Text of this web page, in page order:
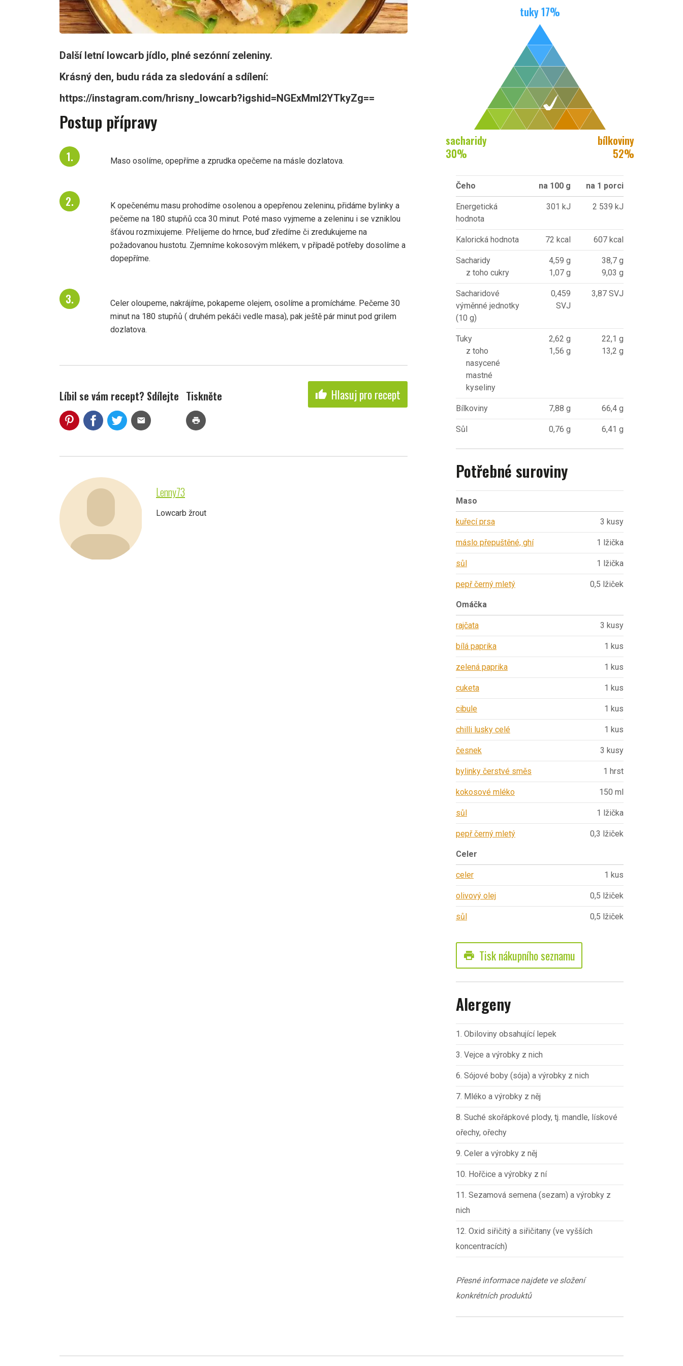
Další letní lowcarb jídlo, plné sezónní zeleniny.
Krásný den, budu ráda za sledování a sdílení:
https://instagram.com/hrisny_lowcarb?igshid=NGExMmI2YTkyZg==
Postup přípravy
Maso osolíme, opepříme a zprudka opečeme na másle dozlatova.
K opečenému masu prohodíme osolenou a opepřenou zeleninu, přidáme bylinky a
pečeme na 180 stupňů cca 30 minut. Poté maso vyjmeme a zeleninu i se vzniklou
šťávou rozmixujeme. Přelijeme do hrnce, buď zředíme či zredukujeme na
požadovanou hustotu. Zjemníme kokosovým mlékem, v případě potřeby dosolíme a
dopepříme.
Celer oloupeme, nakrájíme, pokapeme olejem, osolíme a promícháme. Pečeme 30
minut na 180 stupňů ( druhém pekáči vedle masa), pak ještě pár minut pod grilem
dozlatova.
Líbil se vám recept? Sdílejte
mail
Tiskněte
print
thumb_up Hlasuj pro recept
Lenny73
Lowcarb žrout
tuky17%
sacharidy
30%
bílkoviny
52%
Čeho na 100 g na 1 porci
Energetická
hodnota
301 kJ 2 539 kJ
Kalorická hodnota 72 kcal 607 kcal
Sacharidy
z toho cukry
4,59 g
1,07 g
38,7 g
9,03 g
Sacharidové
výměnné jednotky
(10 g)
0,459
SVJ
3,87 SVJ
Tuky
z toho
nasycené
mastné
kyseliny
2,62 g
1,56 g
22,1 g
13,2 g
Bílkoviny 7,88 g 66,4 g
Sůl 0,76 g 6,41 g
Potřebné suroviny
Maso
kuřecí prsa 3 kusy
máslo přepuštěné, ghí 1 lžička
sůl 1 lžička
pepř černý mletý 0,5 lžiček
Omáčka
rajčata 3 kusy
bílá paprika 1 kus
zelená paprika 1 kus
cuketa 1 kus
cibule 1 kus
chilli lusky celé 1 kus
česnek 3 kusy
bylinky čerstvé směs 1 hrst
kokosové mléko 150 ml
sůl 1 lžička
pepř černý mletý 0,3 lžiček
Celer
celer 1 kus
olivový olej 0,5 lžiček
sůl 0,5 lžiček
print Tisk nákupního seznamu
Alergeny
1. Obiloviny obsahující lepek
3. Vejce a výrobky z nich
6. Sójové boby (sója) a výrobky z nich
7. Mléko a výrobky z něj
8. Suché skořápkové plody, tj. mandle, lískové
ořechy, ořechy
9. Celer a výrobky z něj
10. Hořčice a výrobky z ní
11. Sezamová semena (sezam) a výrobky z
nich
12. Oxid siřičitý a siřičitany (ve vyšších
koncentracích)
Přesné informace najdete ve složení
konkrétních produktů